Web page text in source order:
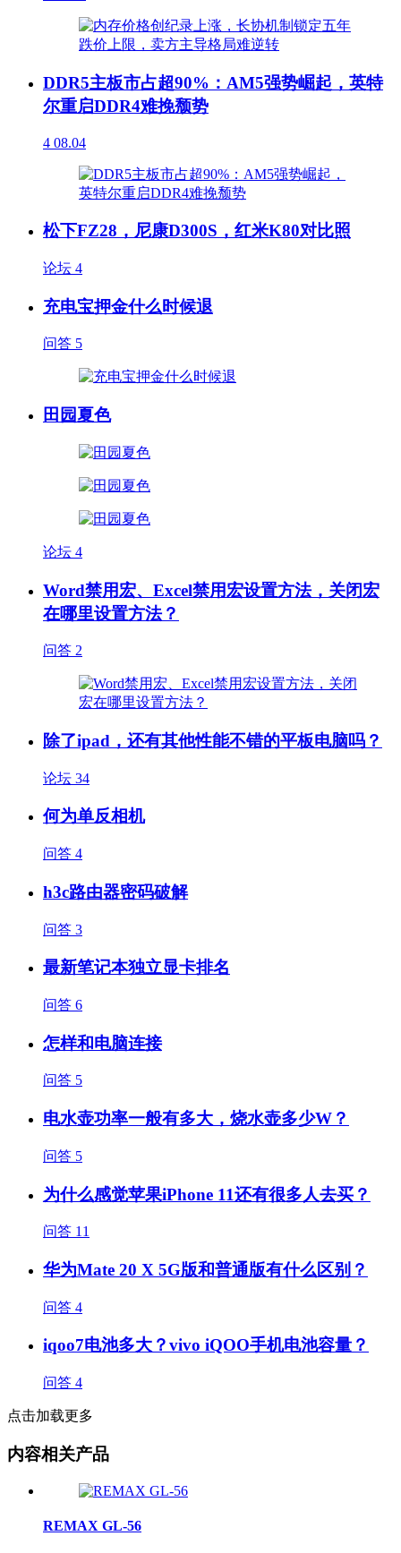
DDR5主板市占超90%：AM5强势崛起，英特
尔重启DDR4难挽颓势
4 08.04
松下FZ28，尼康D300S，红米K80对比照
论坛 4
充电宝押金什么时候退
问答 5
田园夏色
论坛 4
Word禁用宏、Excel禁用宏设置方法，关闭宏
在哪里设置方法？
问答 2
除了ipad，还有其他性能不错的平板电脑吗？
论坛 34
何为单反相机
问答 4
h3c路由器密码破解
问答 3
最新笔记本独立显卡排名
问答 6
怎样和电脑连接
问答 5
电水壶功率一般有多大，烧水壶多少W？
问答 5
为什么感觉苹果iPhone 11还有很多人去买？
问答 11
华为Mate 20 X 5G版和普通版有什么区别？
问答 4
iqoo7电池多大？vivo iQOO手机电池容量？
问答 4
点击加载更多
内容相关产品
REMAX GL-56